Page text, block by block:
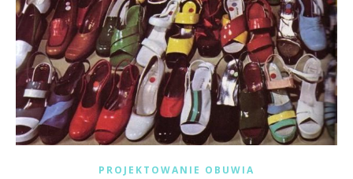
PROJEKTOWANIE OBUWIA